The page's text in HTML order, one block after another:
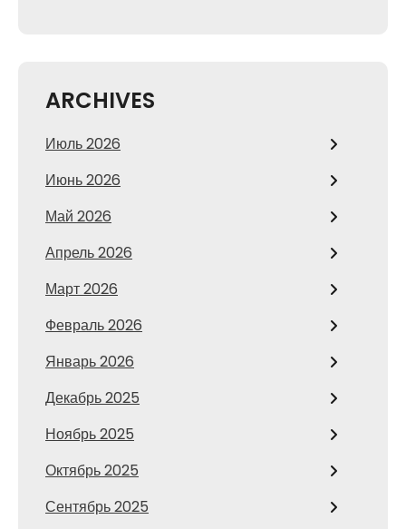
ARCHIVES
Июль 2026
Июнь 2026
Май 2026
Апрель 2026
Март 2026
Февраль 2026
Январь 2026
Декабрь 2025
Ноябрь 2025
Октябрь 2025
Сентябрь 2025